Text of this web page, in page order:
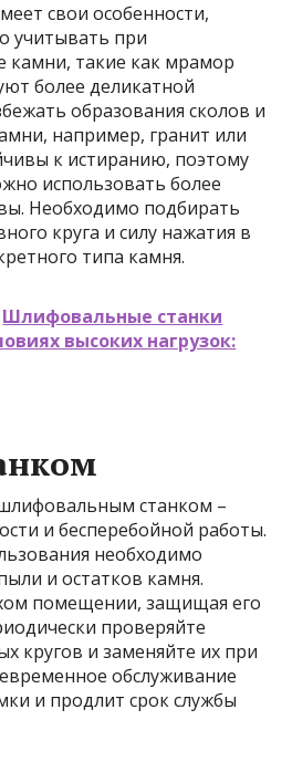
свои особенности,
учитывать при
камни, такие как мрамор
более деликатной
образования сколов и
например, гранит или
к истиранию, поэтому
использовать более
Необходимо подбирать
круга и силу нажатия в
типа камня.
Шлифовальные станки
высоких нагрузок:
станком –
и бесперебойной работы.
необходимо
и остатков камня.
помещении, защищая его
проверяйте
кругов и заменяйте их при
обслуживание
и продлит срок службы